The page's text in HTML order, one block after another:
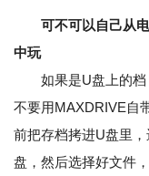
可不可以自己从
中玩
如果是U盘上的档
不要用MAXDRIVE自
前把存档拷进U盘里
盘，然后选择好文件